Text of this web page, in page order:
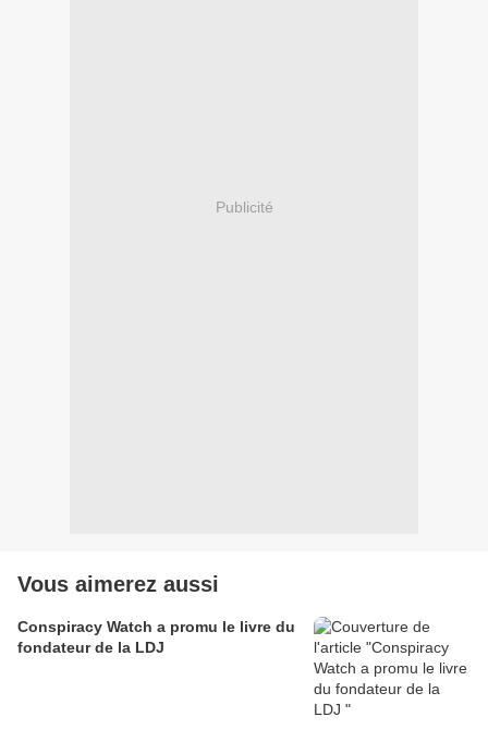
Publicité
Vous aimerez aussi
Conspiracy Watch a promu le livre du
fondateur de la LDJ